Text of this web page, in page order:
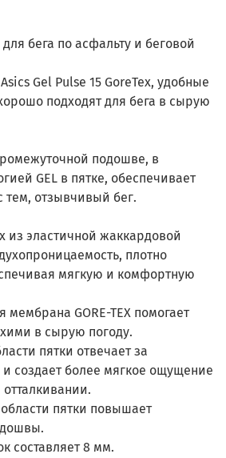
бега по асфальту и беговой
Gel Pulse 15 GoreTex, удобные
подходят для бега в сырую
подошве, в
GEL в пятке, обеспечивает
тем, отзывчивый бег.
из эластичной жаккардовой
плотно
мягкую и комфортную
GORE-TEX помогает
в сырую погоду.
пятки отвечает за
создает более мягкое ощущение
области пятки повышает
составляет 8 мм.